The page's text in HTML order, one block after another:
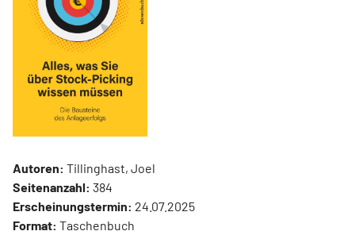
Autoren: Tillinghast, Joel
Seitenanzahl: 384
Erscheinungstermin: 24.07.2025
Format: Taschenbuch